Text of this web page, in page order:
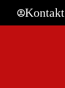
Kontakt